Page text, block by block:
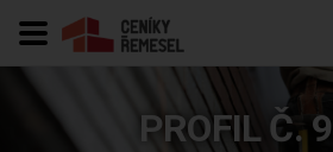
PROFIL Č.